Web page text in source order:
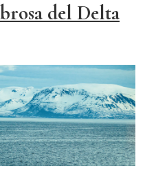
del Delta